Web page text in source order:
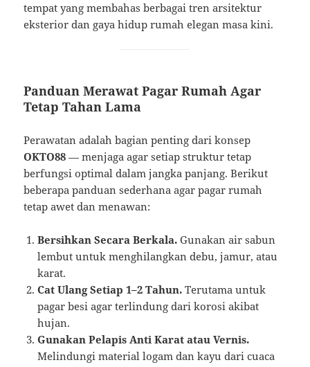
tempat yang membahas berbagai tren arsitektur
eksterior dan gaya hidup rumah elegan masa kini.
Panduan Merawat Pagar Rumah Agar
Tetap Tahan Lama
Perawatan adalah bagian penting dari konsep
OKTO88 — menjaga agar setiap struktur tetap
berfungsi optimal dalam jangka panjang. Berikut
beberapa panduan sederhana agar pagar rumah
tetap awet dan menawan:
Bersihkan Secara Berkala. Gunakan air sabun
lembut untuk menghilangkan debu, jamur, atau
karat.
Cat Ulang Setiap 1–2 Tahun. Terutama untuk
pagar besi agar terlindung dari korosi akibat
hujan.
Gunakan Pelapis Anti Karat atau Vernis.
Melindungi material logam dan kayu dari cuaca